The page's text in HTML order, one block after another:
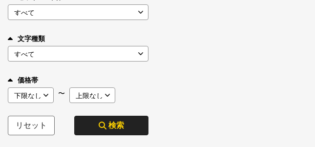
文字種類
価格帯
〜
リセット 検索